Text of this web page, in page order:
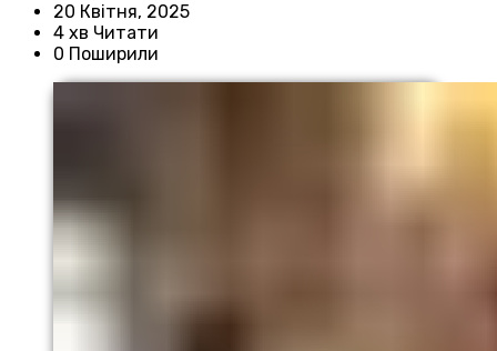
20 Квітня, 2025
4 хв Читати
0 Поширили